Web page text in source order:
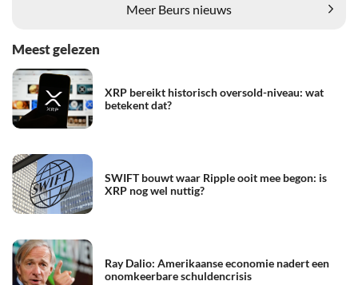
Meer Beurs nieuws
Meest gelezen
XRP bereikt historisch oversold-niveau: wat
betekent dat?
SWIFT bouwt waar Ripple ooit mee begon: is
XRP nog wel nuttig?
Ray Dalio: Amerikaanse economie nadert een
onomkeerbare schuldencrisis